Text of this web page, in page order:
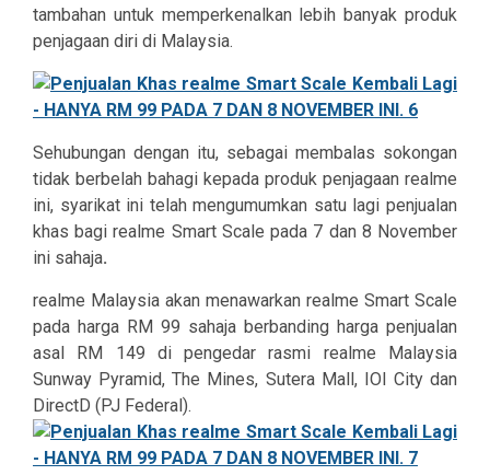
tambahan untuk memperkenalkan lebih banyak produk
penjagaan diri di Malaysia.
Sehubungan dengan itu, sebagai membalas sokongan
tidak berbelah bahagi kepada produk penjagaan realme
ini, syarikat ini telah mengumumkan satu lagi penjualan
khas bagi realme Smart Scale pada 7 dan 8 November
ini sahaja.
realme Malaysia akan menawarkan realme Smart Scale
pada harga RM 99 sahaja berbanding harga penjualan
asal RM 149 di pengedar rasmi realme Malaysia
Sunway Pyramid, The Mines, Sutera Mall, IOI City dan
DirectD (PJ Federal).